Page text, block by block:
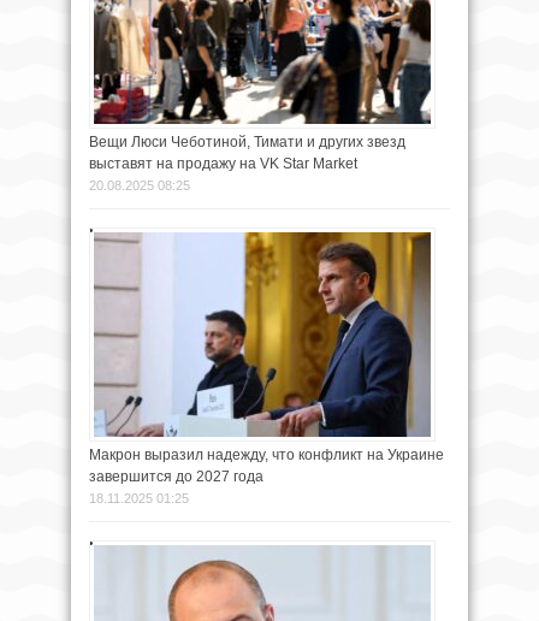
Вещи Люси Чеботиной, Тимати и других звезд
выставят на продажу на VK Star Market
20.08.2025 08:25
Макрон выразил надежду, что конфликт на Украине
завершится до 2027 года
18.11.2025 01:25